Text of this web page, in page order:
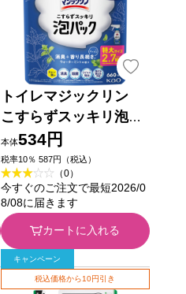
トイレマジックリン
こすらずスッキリ泡パ
ック ウォーターミン
トの香り つめかえ用
６６０ｍｌ 花王
本体534円
税率10％ 587円（税込）
（0）
今すぐのご注文で最短2026/0
8/08に届きます
カートに入れる
キャンペーン
税込価格から10円引き